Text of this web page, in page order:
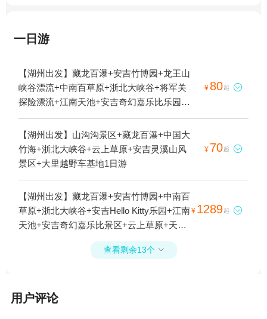
一日游
【湖州出发】藏龙百瀑+安吉竹博园+龙王山
峡谷漂流+中南百草原+浙北大峡谷+将军关
探险漂流+江南天池+安吉奇幻嘉乐比乐园
+云上草原+湖州本地玩乐+安吉驭风铜锣山
飞行营地1日游
¥ 80起 
【湖州出发】山沟沟景区+藏龙百瀑+中国大
竹海+浙北大峡谷+云上草原+安吉灵溪山风
景区+大里越野车基地1日游
¥ 70起 
【湖州出发】藏龙百瀑+安吉竹博园+中南百
草原+浙北大峡谷+安吉Hello Kitty乐园+江南
天池+安吉奇幻嘉乐比景区+云上草原+天荒
坪风景区+龙之梦动物世界+荣耀天空之城1日
¥ 1289起 
查看剩余13个 
用户评论